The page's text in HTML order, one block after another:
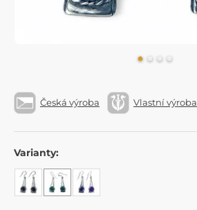
Česká výroba Vlastní výroba
Varianty: